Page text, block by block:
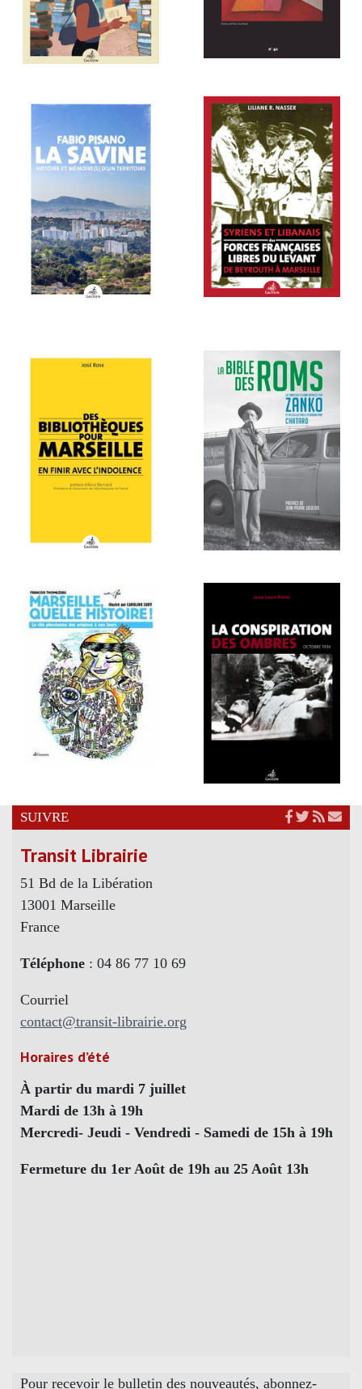
SUIVRE
Transit Librairie
51 Bd de la Libération
13001 Marseille
France
Téléphone : 04 86 77 10 69
Courriel
contact@transit-librairie.org
Horaires d’été
À partir du mardi 7 juillet
Mardi de 13h à 19h
Mercredi- Jeudi - Vendredi - Samedi de 15h à 19h
Fermeture du 1er Août de 19h au 25 Août 13h
Pour recevoir le bulletin des nouveautés, abonnez-